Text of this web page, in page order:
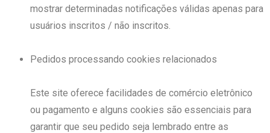
mostrar determinadas notificações válidas apenas para
usuários inscritos / não inscritos.
Pedidos processando cookies relacionados
Este site oferece facilidades de comércio eletrônico
ou pagamento e alguns cookies são essenciais para
garantir que seu pedido seja lembrado entre as